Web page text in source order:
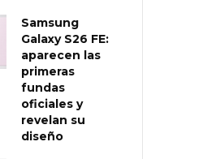
Samsung
Galaxy S26 FE:
aparecen las
primeras
fundas
oficiales y
revelan su
diseño